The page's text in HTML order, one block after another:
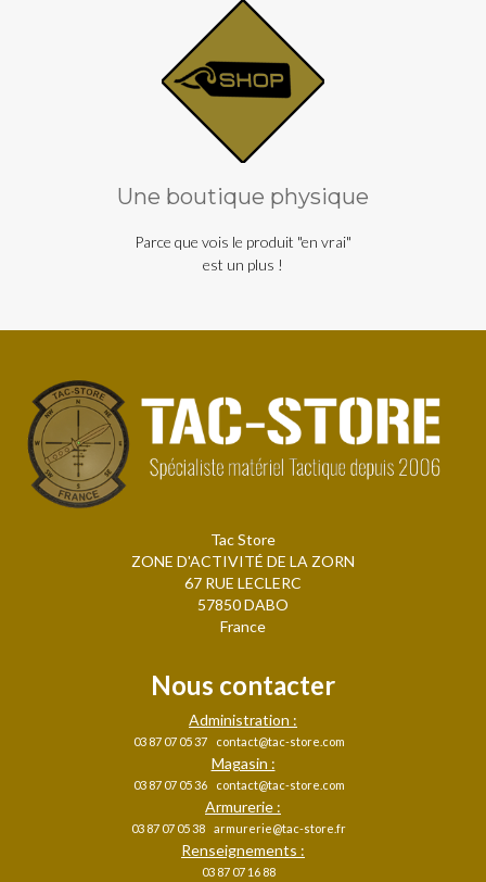
Une boutique physique
Parce que vois le produit "en vrai"
est un plus !
Tac Store
ZONE D'ACTIVITÉ DE LA ZORN
67 RUE LECLERC
57850 DABO
France
Nous contacter
Administration :
03 87 07 05 37 contact@tac-store.com
Magasin :
03 87 07 05 36 contact@tac-store.com
Armurerie :
03 87 07 05 38 armurerie@tac-store.fr
Renseignements :
03 87 07 16 88